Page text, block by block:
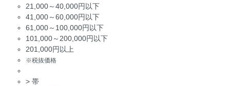
21,000～40,000円以下
41,000～60,000円以下
61,000～100,000円以下
101,000～200,000円以下
201,000円以上
※税抜価格
> 帯